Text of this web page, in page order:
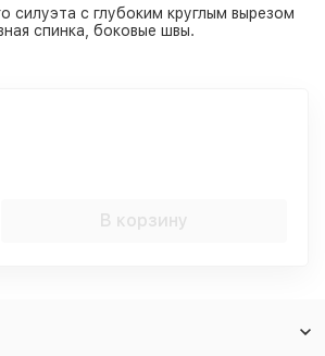
силуэта с глубоким круглым вырезом
спинка, боковые швы.
В корзину